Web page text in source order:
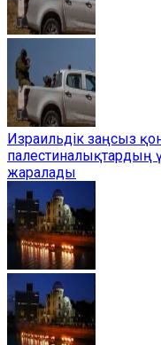
Израильдік заңсыз
палестиналықтардың
жаралады